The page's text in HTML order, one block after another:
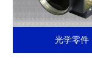
光学零件